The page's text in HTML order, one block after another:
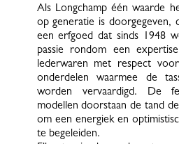
Als Longchamp één waarde
op generatie is doorgegeven,
een erfgoed dat sinds 1948
passie rondom een
lederwaren met respect
onderdelen waarmee de
worden vervaardigd. De
modellen doorstaan de tand
om een energiek en
te begeleiden.